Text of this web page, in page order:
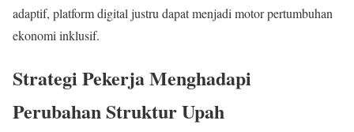
adaptif, platform digital justru dapat menjadi motor pertumbuhan
ekonomi inklusif.
Strategi Pekerja Menghadapi
Perubahan Struktur Upah